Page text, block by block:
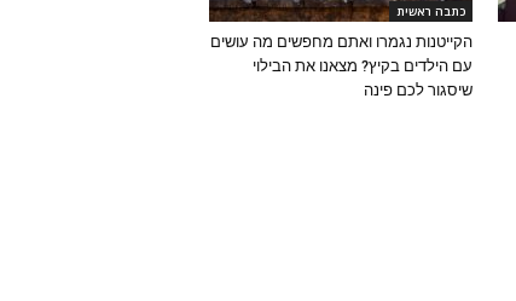
כתבה ראשית
הקייטנות נגמרו ואתם מחפשים מה עושים
עם הילדים בקיץ? מצאנו את הבילוי
שיסגור לכם פינה